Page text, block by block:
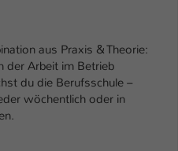
aus Praxis & Theorie:
der Arbeit im Betrieb
du die Berufsschule –
wöchentlich oder in